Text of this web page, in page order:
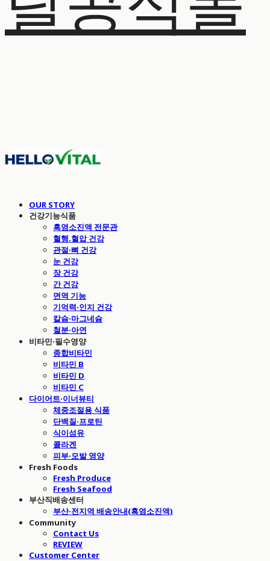
OUR STORY
건강기능식품
흑염소진액 전문관
혈행.혈압 건강
관절·뼈 건강
눈 건강
장 건강
간 건강
면역 기능
기억력·인지 건강
칼슘·마그네슘
철분·아연
비타민·필수영양
종합비타민
비타민 B
비타민 D
비타민 C
다이어트·이너뷰티
체중조절용 식품
단백질·프로틴
식이섬유
콜라겐
피부·모발 영양
Fresh Foods
Fresh Produce
Fresh Seafood
부산직배송센터
부산·전지역 배송안내(흑염소진액)
Community
Contact Us
REVIEW
Customer Center